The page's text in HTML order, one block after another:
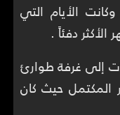
الأيام التي
دفئاً .
إلى غرفة طوارئ
المكتمل حيث كان